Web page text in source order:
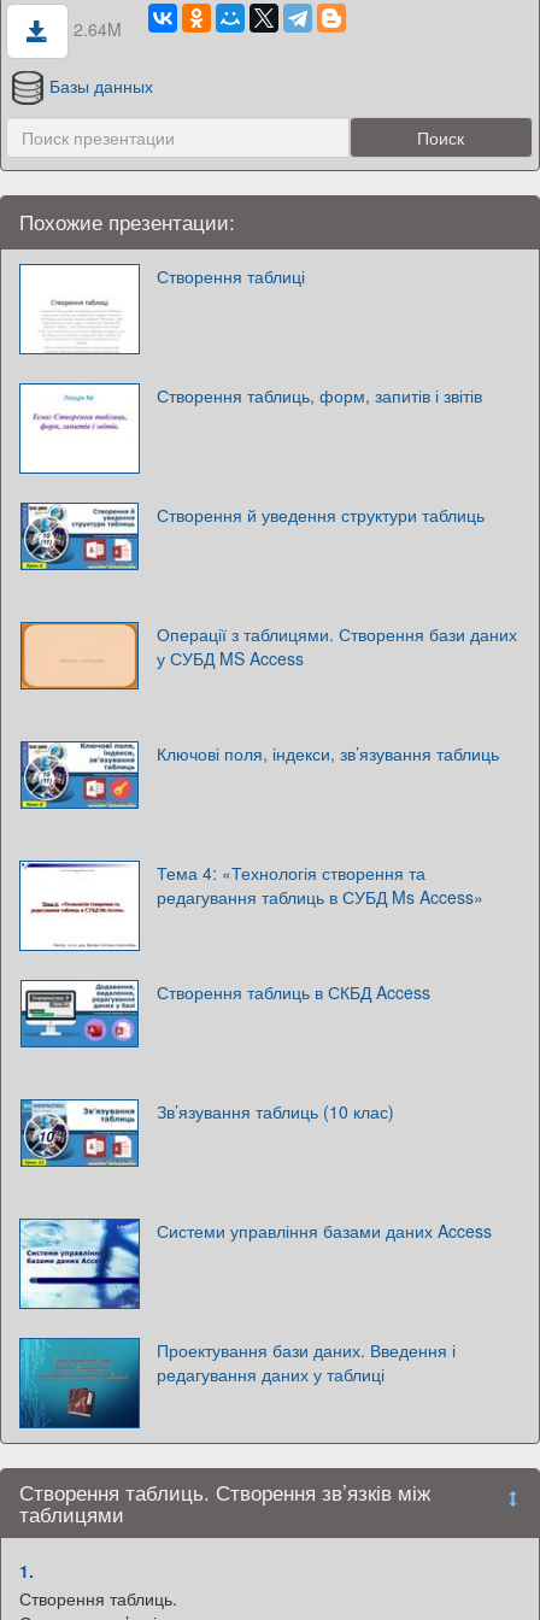
2.64M
Базы данных
Похожие презентации:
Створення таблиці
Створення таблиць, форм, запитів і звітів
Створення й уведення структури таблиць
Операції з таблицями. Створення бази даних
у СУБД MS Access
Ключові поля, індекси, зв’язування таблиць
Тема 4: «Технологія створення та
редагування таблиць в СУБД Ms Access»
Створення таблиць в СКБД Access
Зв’язування таблиць (10 клас)
Системи управління базами даних Access
Проектування бази даних. Введення і
редагування даних у таблиці
Створення таблиць. Створення зв’язків між
таблицями
1.
Створення таблиць.